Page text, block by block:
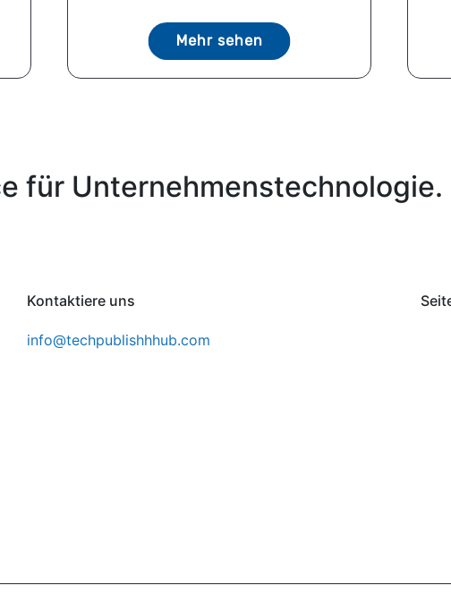
Mehr sehen
für Unternehmenstechnologie.
Kontaktiere uns
info@techpublishhhub.com